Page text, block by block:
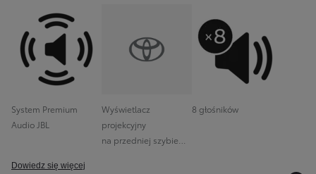
System Premium
Audio JBL
Wyświetlacz
projekcyjny
na przedniej szybie
8 głośników
Dowiedz się więcej